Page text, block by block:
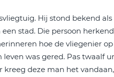
Hij stond bekend
stad. Die persoon
hoe de vliegenier
was gered. Pas twaalf
deze man het